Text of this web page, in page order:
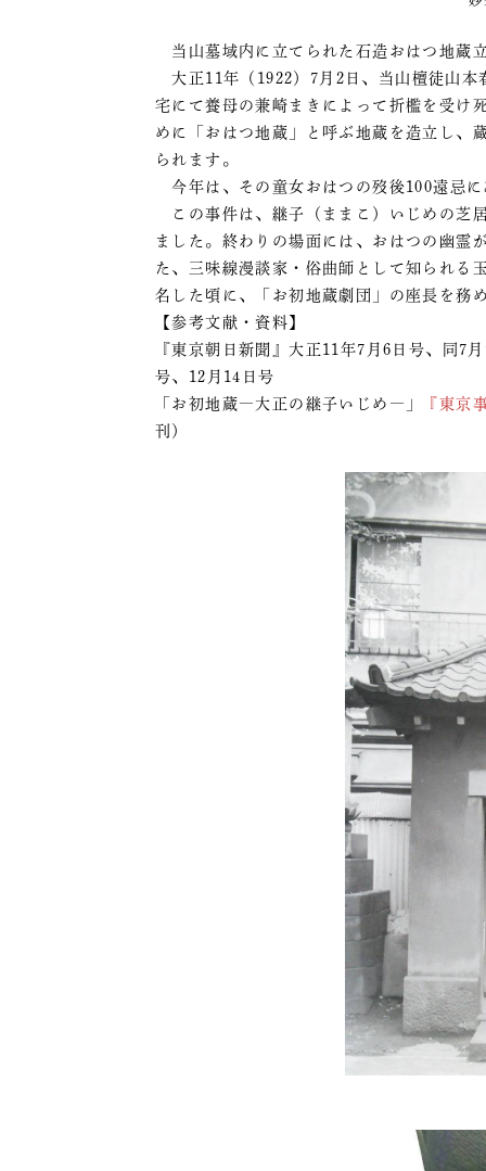
当山墓域内に立てられた石造おはつ地蔵
大正11年（1922）7月2日、当山檀徒山本
宅にて養母の兼崎まきによって折檻を受け
めに「おはつ地蔵」と呼ぶ地蔵を造立し、
られます。
今年は、その童女おはつの歿後100遠忌に
この事件は、継子（ままこ）いじめの芝
ました。終わりの場面には、おはつの幽霊
た、三味線漫談家・俗曲師として知られる
名した頃に、「お初地蔵劇団」の座長を務
【参考文献・資料】
『東京朝日新聞』大正11年7月6日号、同7
号、12月14日号
「お初地蔵―大正の継子いじめ―」
『東京
刊）